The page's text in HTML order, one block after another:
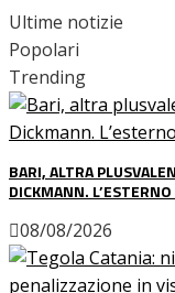
Ultime notizie
Popolari
Trending
BARI, ALTRA
DICKMANN.
08/08/2026